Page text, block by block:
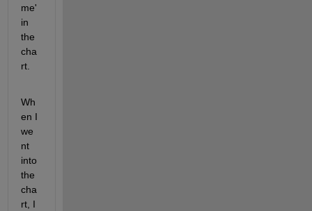
me'
in
the
cha
rt.
Wh
en I
we
nt
into
the
cha
rt, I